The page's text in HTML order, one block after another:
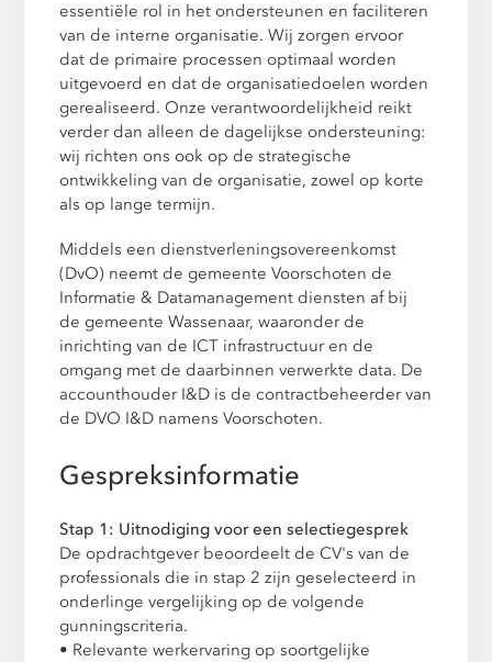
essentiële rol in het ondersteunen en faciliteren
van de interne organisatie. Wij zorgen ervoor
dat de primaire processen optimaal worden
uitgevoerd en dat de organisatiedoelen worden
gerealiseerd. Onze verantwoordelijkheid reikt
verder dan alleen de dagelijkse ondersteuning:
wij richten ons ook op de strategische
ontwikkeling van de organisatie, zowel op korte
als op lange termijn.
Middels een dienstverleningsovereenkomst
(DvO) neemt de gemeente Voorschoten de
Informatie & Datamanagement diensten af bij
de gemeente Wassenaar, waaronder de
inrichting van de ICT infrastructuur en de
omgang met de daarbinnen verwerkte data. De
accounthouder I&D is de contractbeheerder van
de DVO I&D namens Voorschoten.
Gespreksinformatie
Stap 1: Uitnodiging voor een selectiegesprek
De opdrachtgever beoordeelt de CV's van de
professionals die in stap 2 zijn geselecteerd in
onderlinge vergelijking op de volgende
gunningscriteria.
• Relevante werkervaring op soortgelijke